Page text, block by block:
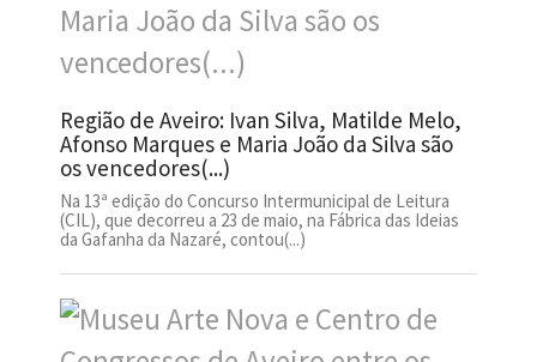
Região de Aveiro: Ivan Silva, Matilde Melo,
Afonso Marques e Maria João da Silva são
os vencedores(...)
Na 13ª edição do Concurso Intermunicipal de Leitura
(CIL), que decorreu a 23 de maio, na Fábrica das Ideias
da Gafanha da Nazaré, contou(...)